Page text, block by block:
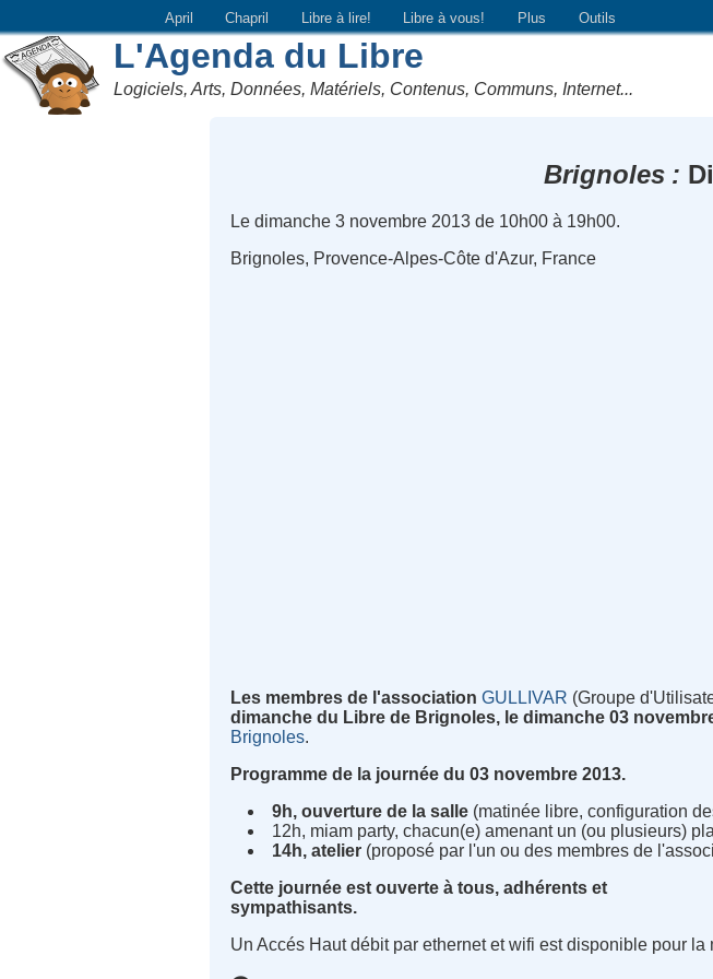
April Chapril Libre à lire! Libre à vous! Plus Outils
L'Agenda du Libre
Logiciels, Arts, Données, Matériels, Contenus, Communs, Internet...
Brignoles
Le dimanche 3 novembre 2013 de 10h00 à 19h00.
Brignoles, Provence-Alpes-Côte d'Azur, France
Les membres de l'associationGULLIVAR (Groupe
dimanche du Libre de Brignoles, le dimanche 03
Brignoles.
Programme de la journée du 03 novembre 2013.
9h, ouverture de la salle (matinée libre, configuration
12h, miam party, chacun(e) amenant un (ou plusieurs)
14h, atelier (proposé par l'un ou des membres de
Cette journée est ouverte à tous, adhérents et
sympathisants.
Un Accés Haut débit par ethernet et wifi est disponible pour